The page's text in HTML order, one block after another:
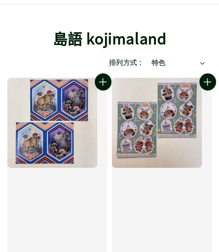
島語 kojimaland
排列方式 :